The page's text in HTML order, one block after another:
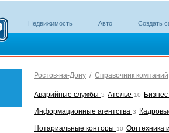
Недвижимость Авто Создать
Ростов-на-Дону / Справочник компаний
Аварийные службы 3 Ателье 10
Информационные агентства 3
Нотариальные конторы 10